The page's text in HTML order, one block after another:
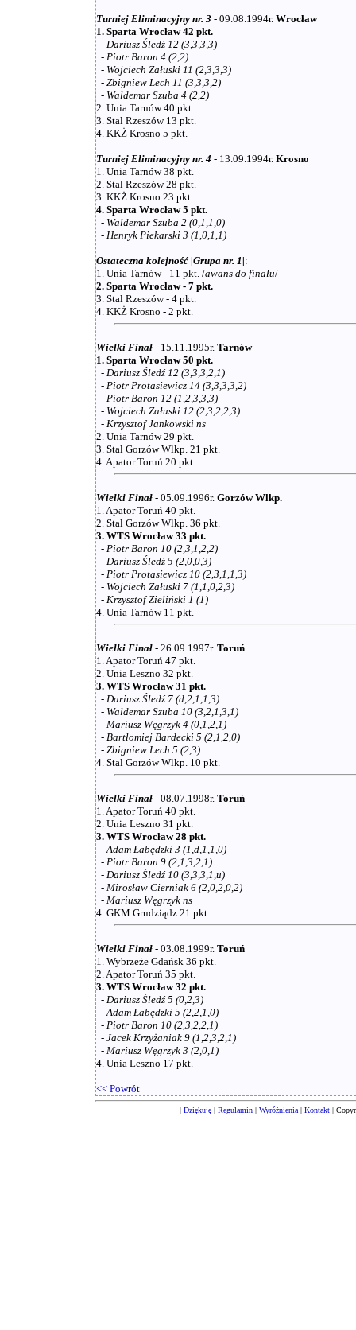
Turniej Eliminacyjny nr. 3 - 09.08.1994r. Wrocław
1. Sparta Wrocław 42 pkt.
- Dariusz Śledź 12 (3,3,3,3)
- Piotr Baron 4 (2,2)
- Wojciech Załuski 11 (2,3,3,3)
- Zbigniew Lech 11 (3,3,3,2)
- Waldemar Szuba 4 (2,2)
2. Unia Tarnów 40 pkt.
3. Stal Rzeszów 13 pkt.
4. KKŻ Krosno 5 pkt.
Turniej Eliminacyjny nr. 4 - 13.09.1994r. Krosno
1. Unia Tarnów 38 pkt.
2. Stal Rzeszów 28 pkt.
3. KKŻ Krosno 23 pkt.
4. Sparta Wrocław 5 pkt.
- Waldemar Szuba 2 (0,1,1,0)
- Henryk Piekarski 3 (1,0,1,1)
Ostateczna kolejność |Grupa nr. 1|:
1. Unia Tarnów - 11 pkt. /awans do finału/
2. Sparta Wrocław - 7 pkt.
3. Stal Rzeszów - 4 pkt.
4. KKŻ Krosno - 2 pkt.
Wielki Finał - 15.11.1995r. Tarnów
1. Sparta Wrocław 50 pkt.
- Dariusz Śledź 12 (3,3,3,2,1)
- Piotr Protasiewicz 14 (3,3,3,3,2)
- Piotr Baron 12 (1,2,3,3,3)
- Wojciech Załuski 12 (2,3,2,2,3)
- Krzysztof Jankowski ns
2. Unia Tarnów 29 pkt.
3. Stal Gorzów Wlkp. 21 pkt.
4. Apator Toruń 20 pkt.
Wielki Finał - 05.09.1996r. Gorzów Wlkp.
1. Apator Toruń 40 pkt.
2. Stal Gorzów Wlkp. 36 pkt.
3. WTS Wrocław 33 pkt.
- Piotr Baron 10 (2,3,1,2,2)
- Dariusz Śledź 5 (2,0,0,3)
- Piotr Protasiewicz 10 (2,3,1,1,3)
- Wojciech Załuski 7 (1,1,0,2,3)
- Krzysztof Zieliński 1 (1)
4. Unia Tarnów 11 pkt.
Wielki Finał - 26.09.1997r. Toruń
1. Apator Toruń 47 pkt.
2. Unia Leszno 32 pkt.
3. WTS Wrocław 31 pkt.
- Dariusz Śledź 7 (d,2,1,1,3)
- Waldemar Szuba 10 (3,2,1,3,1)
- Mariusz Węgrzyk 4 (0,1,2,1)
- Bartłomiej Bardecki 5 (2,1,2,0)
- Zbigniew Lech 5 (2,3)
4. Stal Gorzów Wlkp. 10 pkt.
Wielki Finał - 08.07.1998r. Toruń
1. Apator Toruń 40 pkt.
2. Unia Leszno 31 pkt.
3. WTS Wrocław 28 pkt.
-Adam Łabędzki 3 (1,d,1,1,0)
- Piotr Baron 9 (2,1,3,2,1)
- Dariusz Śledź 10 (3,3,3,1,u)
- Mirosław Cierniak 6 (2,0,2,0,2)
- Mariusz Węgrzyk ns
4. GKM Grudziądz 21 pkt.
Wielki Finał - 03.08.1999r. Toruń
1. Wybrzeże Gdańsk 36 pkt.
2. Apator Toruń 35 pkt.
3. WTS Wrocław 32 pkt.
- Dariusz Śledź 5 (0,2,3)
-Adam Łabędzki 5 (2,2,1,0)
- Piotr Baron 10 (2,3,2,2,1)
- Jacek Krzyżaniak 9 (1,2,3,2,1)
- Mariusz Węgrzyk 3 (2,0,1)
4. Unia Leszno 17 pkt.
<< Powrót
| Dziękuję| Regulamin| Wyróżnienia| Kontakt|